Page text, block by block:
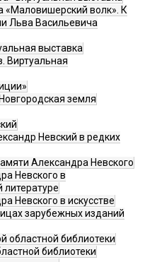
«Маловишерский волк». К
Льва Васильевича
выставка
Виртуальная
земля
Невский в редких
Александра Невского
Невского в
литературе
Невского в искусстве
зарубежных изданий
областной библиотеки
библиотеки